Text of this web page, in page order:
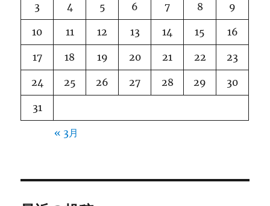
3 4 5 6 7 8 9
10 11 12 13 14 15 16
17 18 19 20 21 22 23
24 25 26 27 28 29 30
31
« 3月